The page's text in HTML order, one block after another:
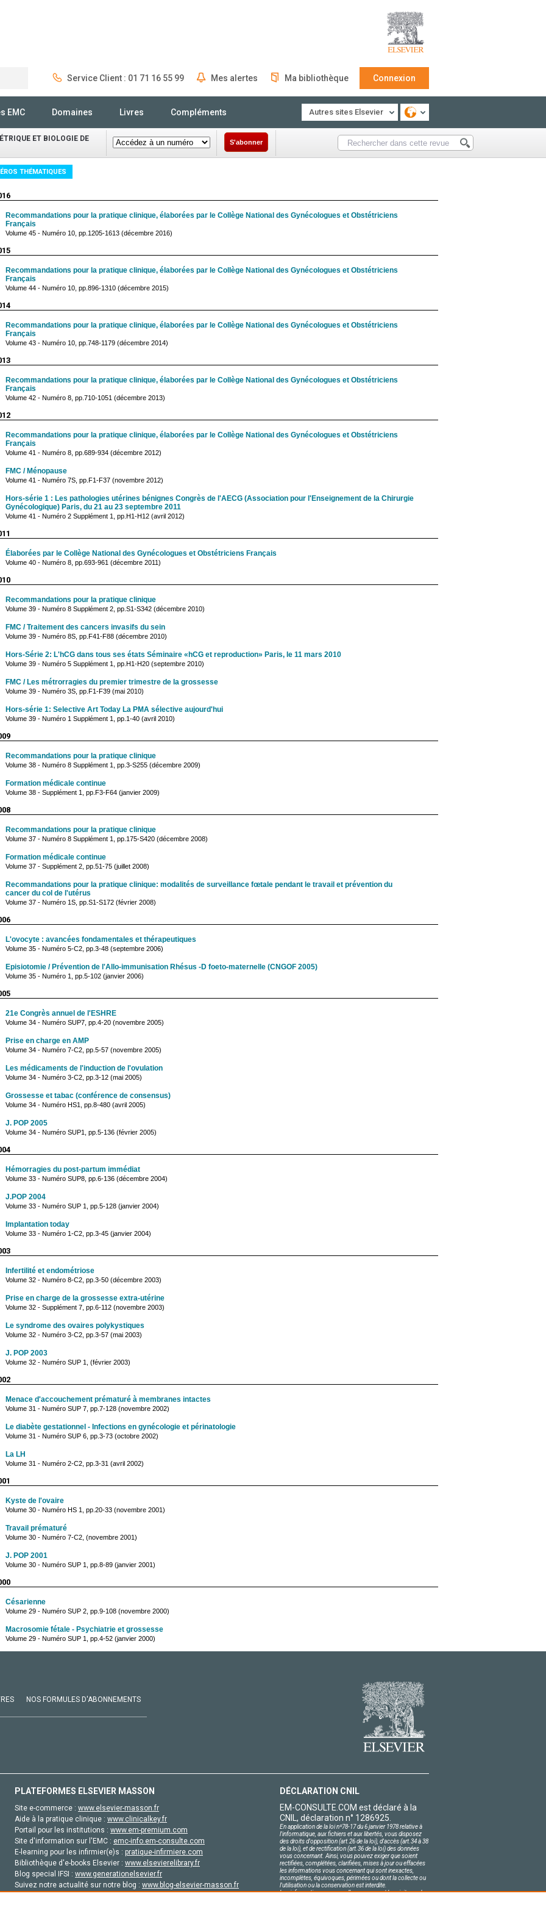
Service Client : 01 71 16 55 99 Mes alertes Ma bibliothèque Connexion
EMC Domaines Livres Compléments Autres sites Elsevier
ET BIOLOGIE DE S'abonner
THÉMATIQUES
Recommandations pour la pratique clinique, élaborées par le Collège National des Gynécologues et Obstétriciens
Français
Volume 45 - Numéro 10, pp.1205-1613 (décembre 2016)
Recommandations pour la pratique clinique, élaborées par le Collège National des Gynécologues et Obstétriciens
Français
Volume 44 - Numéro 10, pp.896-1310 (décembre 2015)
Recommandations pour la pratique clinique, élaborées par le Collège National des Gynécologues et Obstétriciens
Français
Volume 43 - Numéro 10, pp.748-1179 (décembre 2014)
Recommandations pour la pratique clinique, élaborées par le Collège National des Gynécologues et Obstétriciens
Français
Volume 42 - Numéro 8, pp.710-1051 (décembre 2013)
Recommandations pour la pratique clinique, élaborées par le Collège National des Gynécologues et Obstétriciens
Français
Volume 41 - Numéro 8, pp.689-934 (décembre 2012)
FMC / Ménopause
Volume 41 - Numéro 7S, pp.F1-F37 (novembre 2012)
Hors-série 1 : Les pathologies utérines bénignes Congrès de l'AECG (Association pour l'Enseignement de la Chirurgie
Gynécologique) Paris, du 21 au 23 septembre 2011
Volume 41 - Numéro 2 Supplément 1, pp.H1-H12 (avril 2012)
Élaborées par le Collège National des Gynécologues et Obstétriciens Français
Volume 40 - Numéro 8, pp.693-961 (décembre 2011)
Recommandations pour la pratique clinique
Volume 39 - Numéro 8 Supplément 2, pp.S1-S342 (décembre 2010)
FMC / Traitement des cancers invasifs du sein
Volume 39 - Numéro 8S, pp.F41-F88 (décembre 2010)
Hors-Série 2: L'hCG dans tous ses états Séminaire «hCG et reproduction» Paris, le 11 mars 2010
Volume 39 - Numéro 5 Supplément 1, pp.H1-H20 (septembre 2010)
FMC / Les métrorragies du premier trimestre de la grossesse
Volume 39 - Numéro 3S, pp.F1-F39 (mai 2010)
Hors-série 1: Selective Art Today La PMA sélective aujourd'hui
Volume 39 - Numéro 1 Supplément 1, pp.1-40 (avril 2010)
Recommandations pour la pratique clinique
Volume 38 - Numéro 8 Supplément 1, pp.3-S255 (décembre 2009)
Formation médicale continue
Volume 38 - Supplément 1, pp.F3-F64 (janvier 2009)
Recommandations pour la pratique clinique
Volume 37 - Numéro 8 Supplément 1, pp.175-S420 (décembre 2008)
Formation médicale continue
Volume 37 - Supplément 2, pp.51-75 (juillet 2008)
Recommandations pour la pratique clinique: modalités de surveillance fœtale pendant le travail et prévention du
cancer du col de l'utérus
Volume 37 - Numéro 1S, pp.S1-S172 (février 2008)
L'ovocyte : avancées fondamentales et thérapeutiques
Volume 35 - Numéro 5-C2, pp.3-48 (septembre 2006)
Episiotomie / Prévention de l'Allo-immunisation Rhésus -D foeto-maternelle (CNGOF 2005)
Volume 35 - Numéro 1, pp.5-102 (janvier 2006)
21e Congrès annuel de l'ESHRE
Volume 34 - Numéro SUP7, pp.4-20 (novembre 2005)
Prise en charge en AMP
Volume 34 - Numéro 7-C2, pp.5-57 (novembre 2005)
Les médicaments de l'induction de l'ovulation
Volume 34 - Numéro 3-C2, pp.3-12 (mai 2005)
Grossesse et tabac (conférence de consensus)
Volume 34 - Numéro HS1, pp.8-480 (avril 2005)
J. POP 2005
Volume 34 - Numéro SUP1, pp.5-136 (février 2005)
Hémorragies du post-partum immédiat
Volume 33 - Numéro SUP8, pp.6-136 (décembre 2004)
J.POP 2004
Volume 33 - Numéro SUP 1, pp.5-128 (janvier 2004)
Implantation today
Volume 33 - Numéro 1-C2, pp.3-45 (janvier 2004)
Infertilité et endométriose
Volume 32 - Numéro 8-C2, pp.3-50 (décembre 2003)
Prise en charge de la grossesse extra-utérine
Volume 32 - Supplément 7, pp.6-112 (novembre 2003)
Le syndrome des ovaires polykystiques
Volume 32 - Numéro 3-C2, pp.3-57 (mai 2003)
J. POP 2003
Volume 32 - Numéro SUP 1, (février 2003)
Menace d'accouchement prématuré à membranes intactes
Volume 31 - Numéro SUP 7, pp.7-128 (novembre 2002)
Le diabète gestationnel - Infections en gynécologie et périnatologie
Volume 31 - Numéro SUP 6, pp.3-73 (octobre 2002)
La LH
Volume 31 - Numéro 2-C2, pp.3-31 (avril 2002)
Kyste de l'ovaire
Volume 30 - Numéro HS 1, pp.20-33 (novembre 2001)
Travail prématuré
Volume 30 - Numéro 7-C2, (novembre 2001)
J. POP 2001
Volume 30 - Numéro SUP 1, pp.8-89 (janvier 2001)
Césarienne
Volume 29 - Numéro SUP 2, pp.9-108 (novembre 2000)
Macrosomie fétale - Psychiatrie et grossesse
Volume 29 - Numéro SUP 1, pp.4-52 (janvier 2000)
NOS FORMULES D'ABONNEMENTS
PLATEFORMES ELSEVIER MASSON
Site e-commerce : www.elsevier-masson.fr
Aide à la pratique clinique : www.clinicalkey.fr
Portail pour les institutions : www.em-premium.com
Site d'information sur l'EMC : emc-info.em-consulte.com
E-learning pour les infirmier(e)s : pratique-infirmiere.com
Bibliothèque d'e-books Elsevier : www.elsevierelibrary.fr
Blog special IFSI : www.generationelsevier.fr
Suivez notre actualité sur notre blog : www.blog-elsevier-masson.fr
DÉCLARATION CNIL
EM-CONSULTE.COM est déclaré à la
CNIL, déclaration n° 1286925.
En application de la loi nº78-17 du 6 janvier 1978 relative à
l'informatique, aux fichiers et aux libertés, vous disposez
des droits d'opposition (art.26 de la loi), d'accès (art.34 à 38
de la loi), et de rectification (art.36 de la loi) des données
vous concernant. Ainsi, vous pouvez exiger que soient
rectifiées, complétées, clarifiées, mises à jour ou effacées
les informations vous concernant qui sont inexactes,
incomplètes, équivoques, périmées ou dont la collecte ou
l'utilisation ou la conservation est interdite.
Les informations personnelles concernant les visiteurs de